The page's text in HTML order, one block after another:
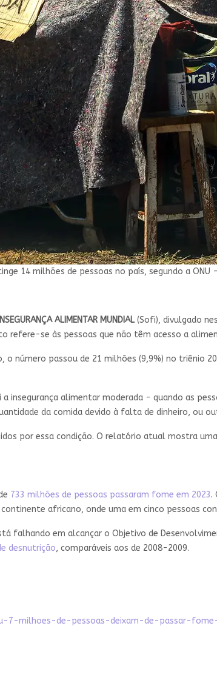
14 milhões de pessoas no país, segundo a ONU
ALIMENTAR MUNDIAL (Sofi), divulgado
refere-se às pessoas que não têm acesso a
número passou de 21 milhões (9,9%) no triênio
insegurança alimentar moderada - quando as
da comida devido à falta de dinheiro, ou
por essa condição. O relatório atual mostra
733 milhões de pessoas passaram fome em 2023.
africano, onde uma em cinco pessoas
falhando em alcançar o Objetivo de
desnutrição, comparáveis ​​aos de 2008-2009.
7-milhoes-de-pessoas-deixam-de-passar-